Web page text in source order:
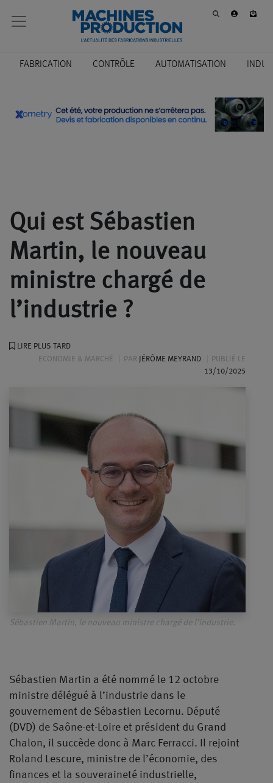
FABRICATION CONTRÔLE AUTOMATISATION
Qui est Sébastien
Martin, le nouveau
ministre chargé de
l’industrie ?
LIRE PLUS TARD
ECONOMIE & MARCHÉ
PAR JÉRÔME MEYRAND
PUBLIÉ LE
13/10/2025
Sébastien Martin, le nouveau ministre chargé de l’industrie.
Sébastien Martin a été nommé le 12 octobre
ministre délégué à l’industrie dans le
gouvernement de Sébastien Lecornu. Député
(DVD) de Saône-et-Loire et président du Grand
Chalon, il succède donc à Marc Ferracci. Il rejoint
Roland Lescure, ministre de l’économie, des
finances et la souveraineté industrielle,